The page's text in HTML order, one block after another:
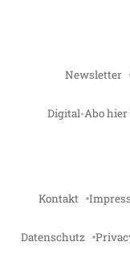
Newsletter
Digital-Abo
Kontakt
Datenschutz